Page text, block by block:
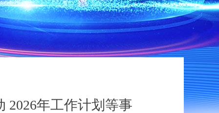
2026年工作计划等事